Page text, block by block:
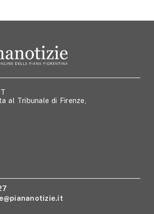
al Tribunale di Firenze,